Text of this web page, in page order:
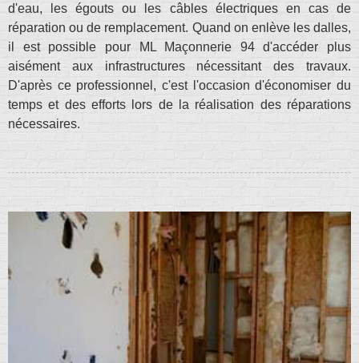
d'eau, les égouts ou les câbles électriques en cas de
réparation ou de remplacement. Quand on enlève les dalles,
il est possible pour ML Maçonnerie 94 d'accéder plus
aisément aux infrastructures nécessitant des travaux.
D'après ce professionnel, c'est l'occasion d'économiser du
temps et des efforts lors de la réalisation des réparations
nécessaires.